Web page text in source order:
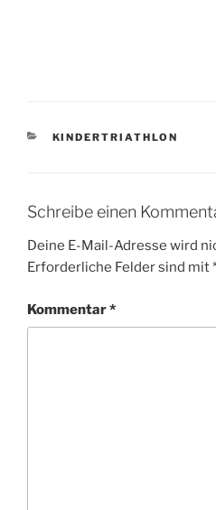
KATEGORIEN
KINDERTRIATHLON
Schreibe einen
Deine E-Mail-Adresse wird
Erforderliche Felder sind mit
Kommentar*